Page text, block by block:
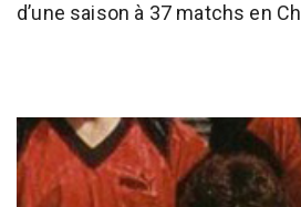
d’une saison à 37 matchs en